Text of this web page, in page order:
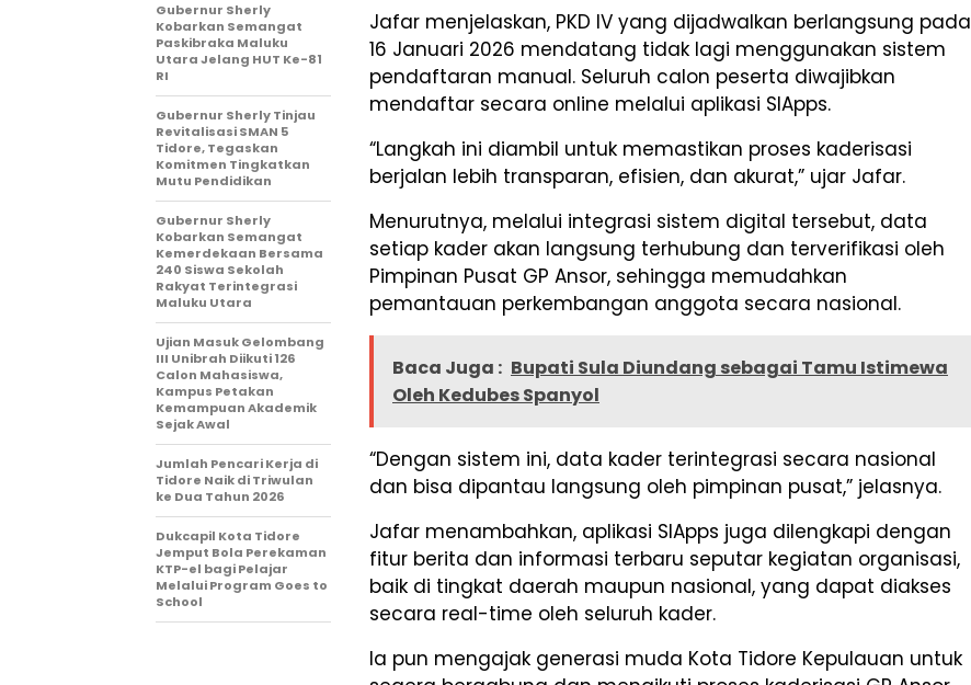
Jafar menjelaskan, PKD IV yang dijadwalkan berlangsung pada
16 Januari 2026 mendatang tidak lagi menggunakan sistem
pendaftaran manual. Seluruh calon peserta diwajibkan
mendaftar secara online melalui aplikasi SIApps.
“Langkah ini diambil untuk memastikan proses kaderisasi
berjalan lebih transparan, efisien, dan akurat,” ujar Jafar.
Menurutnya, melalui integrasi sistem digital tersebut, data
setiap kader akan langsung terhubung dan terverifikasi oleh
Pimpinan Pusat GP Ansor, sehingga memudahkan
pemantauan perkembangan anggota secara nasional.
Baca Juga : Bupati Sula Diundang sebagai Tamu Istimewa
Oleh Kedubes Spanyol
“Dengan sistem ini, data kader terintegrasi secara nasional
dan bisa dipantau langsung oleh pimpinan pusat,” jelasnya.
Jafar menambahkan, aplikasi SIApps juga dilengkapi dengan
fitur berita dan informasi terbaru seputar kegiatan organisasi,
baik di tingkat daerah maupun nasional, yang dapat diakses
secara real-time oleh seluruh kader.
Ia pun mengajak generasi muda Kota Tidore Kepulauan untuk
Gubernur Sherly
Kobarkan Semangat
Paskibraka Maluku
Utara Jelang HUT Ke-81
RI
Gubernur Sherly Tinjau
Revitalisasi SMAN 5
Tidore, Tegaskan
Komitmen Tingkatkan
Mutu Pendidikan
Gubernur Sherly
Kobarkan Semangat
Kemerdekaan Bersama
240 Siswa Sekolah
Rakyat Terintegrasi
Maluku Utara
Ujian Masuk Gelombang
III Unibrah Diikuti 126
Calon Mahasiswa,
Kampus Petakan
Kemampuan Akademik
Sejak Awal
Jumlah Pencari Kerja di
Tidore Naik di Triwulan
ke Dua Tahun 2026
Dukcapil Kota Tidore
Jemput Bola Perekaman
KTP-el bagi Pelajar
Melalui Program Goes to
School